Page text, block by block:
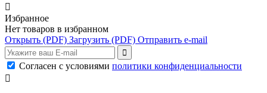

Избранное
Нет товаров в избранном
Открыть (PDF) Загрузить (PDF) Отправить e-mail
Согласен с условиями политики конфиденциальности
